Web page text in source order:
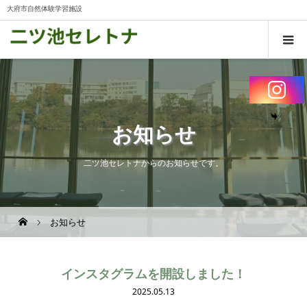
大府市自然体験学習施設
お知らせ
二ツ池セレトナからのお知らせです。
お知らせ
インスタグラムを開設しました！
2025.05.13